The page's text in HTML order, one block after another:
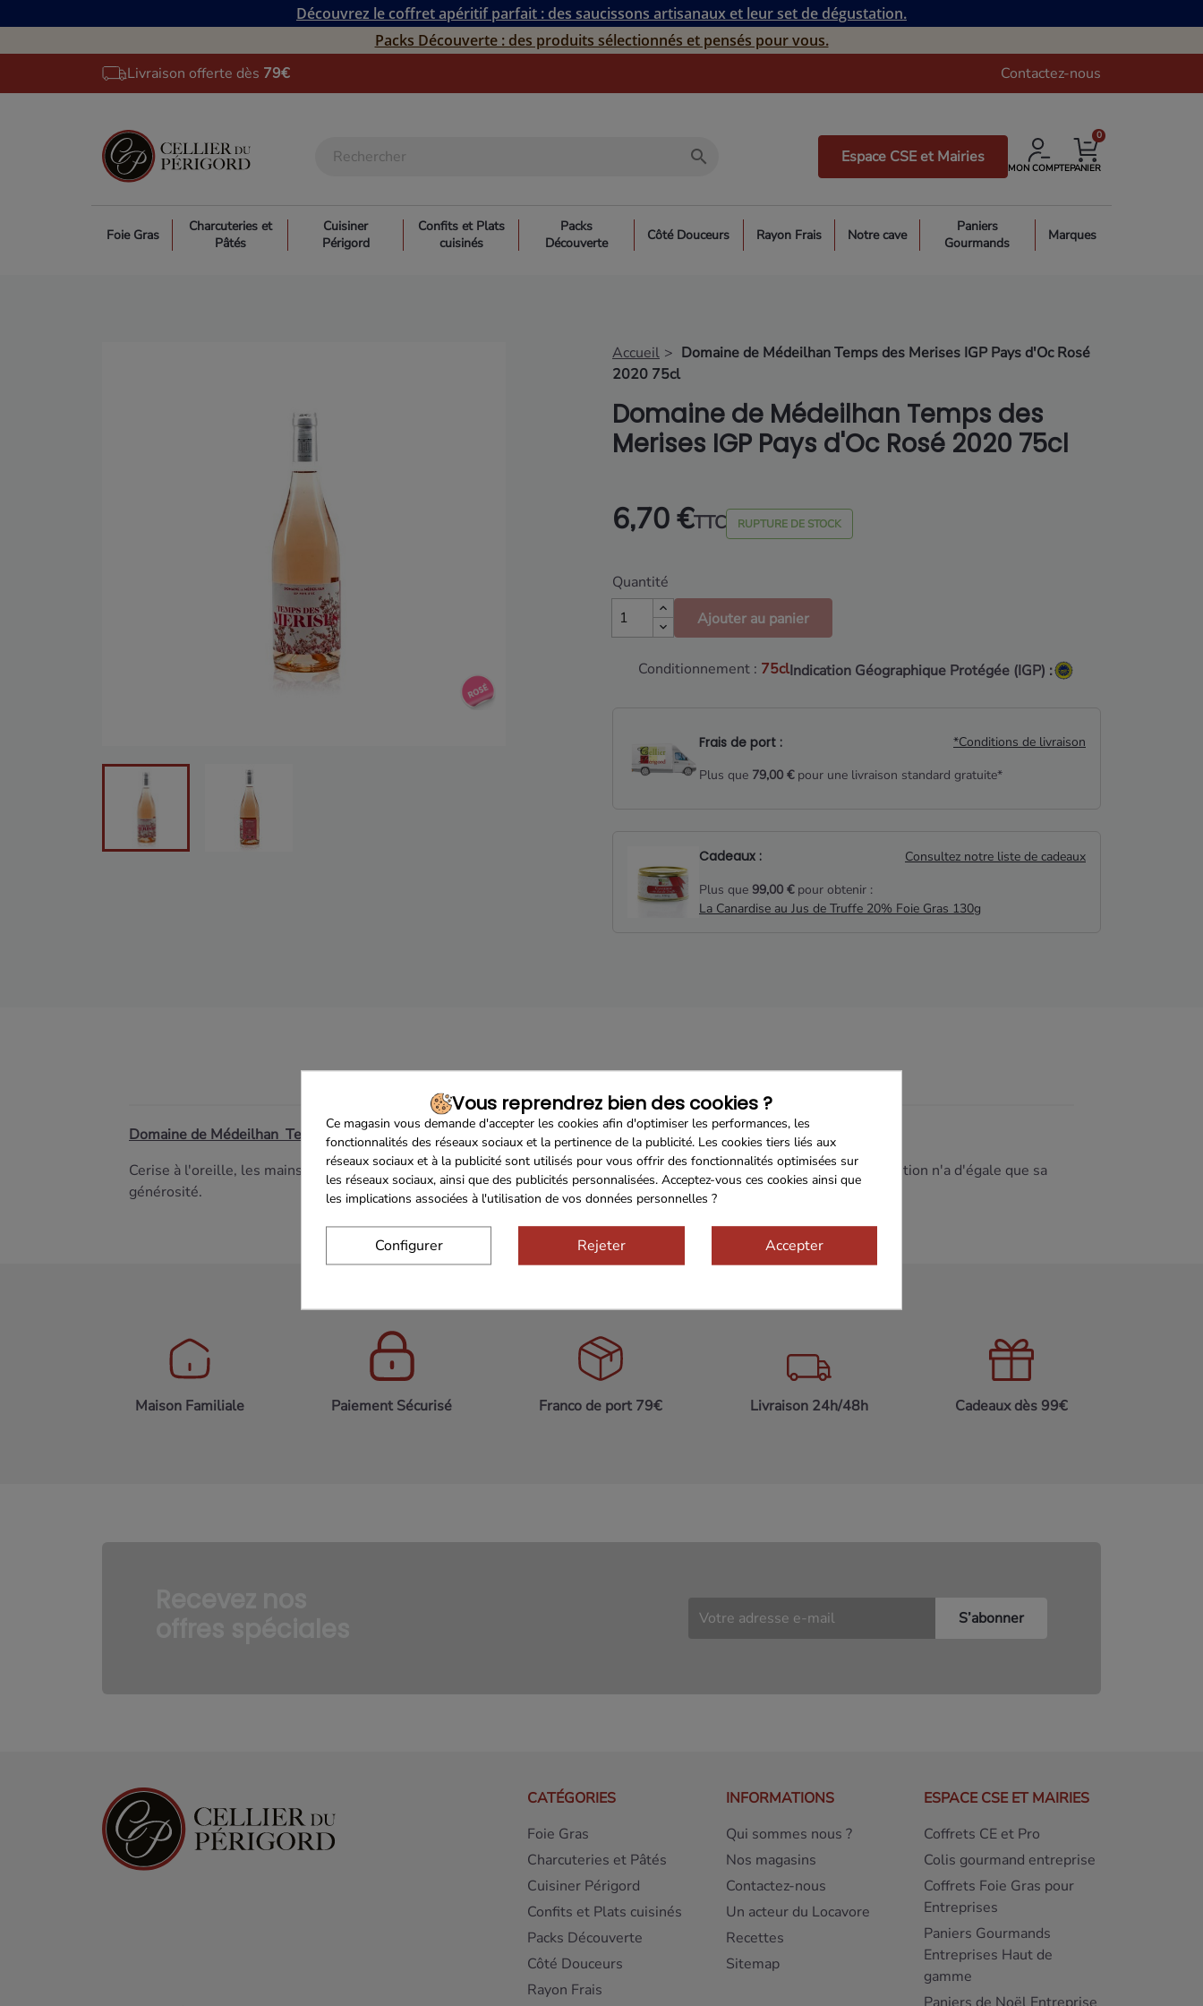
Découvrez le coffret apéritif parfait : des saucissons artisanaux et leur set de dégustation.
Packs Découverte : des produits sélectionnés et pensés pour vous.
Livraison offerte dès 79€ Contactez-nous
search Espace CSE et Mairies
MON COMPTEPANIER
0
Foie Gras
Charcuteries et
Pâtés
Cuisiner
Périgord
Confits et Plats
cuisinés
Packs
Découverte
Côté Douceurs Rayon Frais Notre cave
Paniers
Gourmands
Marques
Accueil
Domaine de Médeilhan Temps des Merises IGP Pays d'Oc Rosé
2020 75cl
Domaine de Médeilhan Temps des
Merises IGP Pays d'Oc Rosé 2020 75cl
6,70 €TTC RUPTURE DE STOCK
Quantité
Ajouter au panier
Conditionnement : 75clIndication Géographique Protégée (IGP) :
Frais de port :
*Conditions de livraison
Plus que 79,00 €pour une livraison standard gratuite*
Cadeaux :
Consultez notre liste de cadeaux
Plus que 99,00 €pour obtenir :
La Canardise au Jus de Truffe 20% Foie Gras 130g
Domaine de Médeilhan Temps des Merises IGP Pays d'Oc Rosé 2020 75cl:
Cerise à l'oreille, les mains chargées de fruits et de joie, ce Grenache 100% a l'élégance de sa vigneronne, dont la discrétion n'a d'égale que sa
générosité.
Maison Familiale Paiement Sécurisé Franco de port 79€ Livraison 24h/48h Cadeaux dès 99€
CATÉGORIES
Foie Gras
Charcuteries et Pâtés
Cuisiner Périgord
Confits et Plats cuisinés
Packs Découverte
Côté Douceurs
Rayon Frais
INFORMATIONS
Qui sommes nous ?
Nos magasins
Contactez-nous
Un acteur du Locavore
Recettes
Sitemap
ESPACE CSE ET MAIRIES
Coffrets CE et Pro
Colis gourmand entreprise
Coffrets Foie Gras pour
Entreprises
Paniers Gourmands
Entreprises Haut de
gamme
Vous reprendrez bien des cookies ?
Ce magasin vous demande d'accepter les cookies afin d'optimiser les performances, les
fonctionnalités des réseaux sociaux et la pertinence de la publicité. Les cookies tiers liés aux
réseaux sociaux et à la publicité sont utilisés pour vous offrir des fonctionnalités optimisées sur
les réseaux sociaux, ainsi que des publicités personnalisées. Acceptez-vous ces cookies ainsi que
les implications associées à l'utilisation de vos données personnelles ?
Configurer Rejeter Accepter